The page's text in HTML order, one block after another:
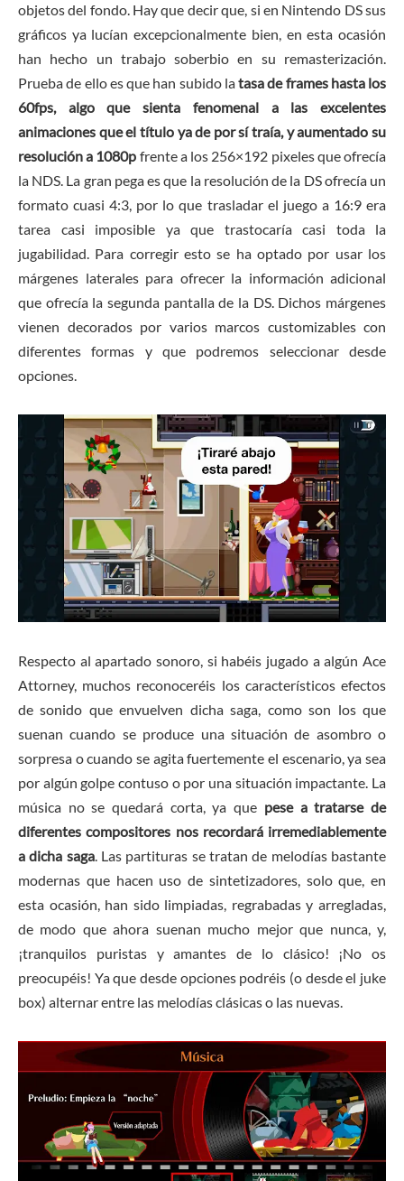
objetos del fondo. Hay que decir que, si en Nintendo DS sus
gráficos ya lucían excepcionalmente bien, en esta ocasión
han hecho un trabajo soberbio en su remasterización.
Prueba de ello es que han subido latasa de frames hasta los
60fps, algo que sienta fenomenal a las excelentes
animaciones que el título ya de por sí traía, y aumentado su
resolución a 1080p frente a los 256×192 pixeles que ofrecía
la NDS. La gran pega es que la resolución de la DS ofrecía un
formato cuasi 4:3, por lo que trasladar el juego a 16:9 era
tarea casi imposible ya que trastocaría casi toda la
jugabilidad. Para corregir esto se ha optado por usar los
márgenes laterales para ofrecer la información adicional
que ofrecía la segunda pantalla de la DS. Dichos márgenes
vienen decorados por varios marcos customizables con
diferentes formas y que podremos seleccionar desde
opciones.
Respecto al apartado sonoro, si habéis jugado a algún Ace
Attorney, muchos reconoceréis los característicos efectos
de sonido que envuelven dicha saga, como son los que
suenan cuando se produce una situación de asombro o
sorpresa o cuando se agita fuertemente el escenario, ya sea
por algún golpe contuso o por una situación impactante. La
música no se quedará corta, ya que pese a tratarse de
diferentes compositores nos recordará irremediablemente
a dicha saga. Las partituras se tratan de melodías bastante
modernas que hacen uso de sintetizadores, solo que, en
esta ocasión, han sido limpiadas, regrabadas y arregladas,
de modo que ahora suenan mucho mejor que nunca, y,
¡tranquilos puristas y amantes de lo clásico! ¡No os
preocupéis! Ya que desde opciones podréis (o desde el juke
box) alternar entre las melodías clásicas o las nuevas.